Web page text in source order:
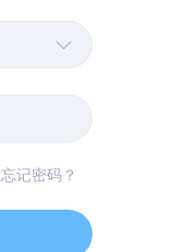

忘记密码？